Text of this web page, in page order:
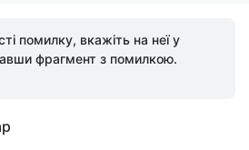
помилку, вкажіть на неї у
фрагмент з помилкою.